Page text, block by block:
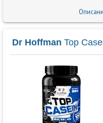
Dr Hoffman Top